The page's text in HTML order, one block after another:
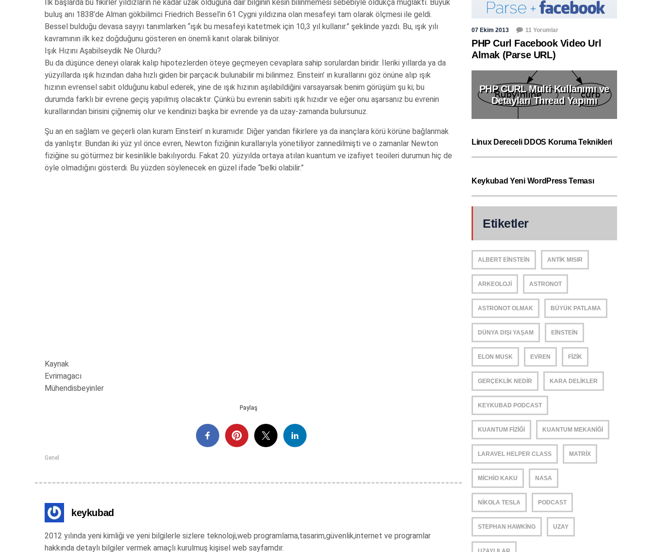
İlk başlarda bu fikirler yıldızların ne kadar uzak olduğuna dair bilginin kesin bilinmemesi sebebiyle oldukça muğlaktı. Büyük
buluş anı 1838’de Alman gökbilimci Friedrich Bessel’in 61 Cygni yıldızına olan mesafeyi tam olarak ölçmesi ile geldi.
Bessel bulduğu devasa sayıyı tanımlarken “ışık bu mesafeyi katetmek için 10,3 yıl kullanır.” şeklinde yazdı. Bu, ışık yılı
kavramının ilk kez doğduğunu gösteren en önemli kanıt olarak biliniyor.
Işık Hızını Aşabilseydik Ne Olurdu?
Bu da düşünce deneyi olarak kalıp hipotezlerden öteye geçmeyen cevaplara sahip sorulardan biridir. İleriki yıllarda ya da
yüzyıllarda ışık hızından daha hızlı giden bir parçacık bulunabilir mi bilinmez. Einstein’ ın kurallarını göz önüne alıp ışık
hızının evrensel sabit olduğunu kabul ederek, yine de ışık hızının aşılabildiğini varsayarsak benim görüşüm şu ki; bu
durumda farklı bir evrene geçiş yapılmış olacaktır. Çünkü bu evrenin sabiti ışık hızıdır ve eğer onu aşarsanız bu evrenin
kurallarından birisini çiğnemiş olur ve kendinizi başka bir evrende ya da uzay-zamanda bulursunuz.
Şu an en sağlam ve geçerli olan kuram Einstein’ ın kuramıdır. Diğer yandan fikirlere ya da inançlara körü körüne bağlanmak
da yanlıştır. Bundan iki yüz yıl önce evren, Newton fiziğinin kurallarıyla yönetiliyor zannedilmişti ve o zamanlar Newton
fiziğine su götürmez bir kesinlikle bakılıyordu. Fakat 20. yüzyılda ortaya atılan kuantum ve izafiyet teoileri durumun hiç de
öyle olmadığını gösterdi. Bu yüzden söylenecek en güzel ifade “belki olabilir.”
Kaynak
Evrimagacı
Mühendisbeyinler
Paylaş
Genel
keykubad
2012 yılında yeni kimliği ve yeni bilgilerle sizlere teknoloji,web programlama,tasarim,güvenlik,internet ve programlar
hakkında detaylı bilgiler vermek amaçlı kurulmuş kişisel web sayfamdır.
07 Ekim 2013 11 Yorumlar
PHP Curl Facebook Video Url
Almak (Parse URL)
PHP CURL Multi Kullanımı ve
Detayları Thread Yapımı
Linux Dereceli DDOS Koruma Teknikleri
Keykubad Yeni WordPress Teması
Etiketler
ALBERT EINSTEIN ANTIK MISIR
ARKEOLOJI ASTRONOT
ASTRONOT OLMAK BÜYÜK PATLAMA
DÜNYA DIŞI YAŞAM EINSTEIN
ELON MUSK EVREN FIZIK
GERÇEKLIK NEDIR KARA DELIKLER
KEYKUBAD PODCAST
KUANTUM FIZIĞI KUANTUM MEKANIĞI
LARAVEL HELPER CLASS MATRIX
MICHIO KAKU NASA
NIKOLA TESLA PODCAST
STEPHAN HAWKING UZAY